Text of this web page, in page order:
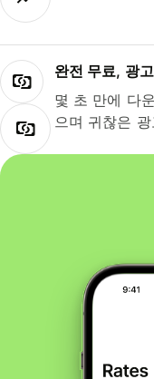
완전 무료, 광
몇 초 만에 다
으며 귀찮은